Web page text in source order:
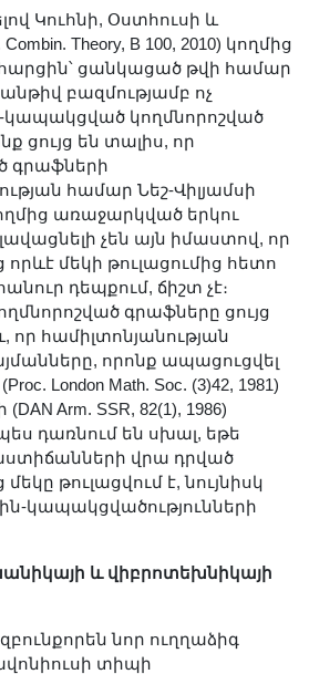
Կուհնի, Օստհուսի և
Theory, B 100, 2010) կողմից
ցանկացած թվի համար
բազմությամբ ոչ
կապակցված կողմնորոշված
ցույց են տալիս, որ
գրաֆների
համար Նեշ-Վիլյամսի
առաջարկված երկու
չեն այն իմաստով, որ
մեկի թուլացումից հետո
դեպքում, ճիշտ չէ։
գրաֆները ցույց
որ համիլտոնյանության
որոնք ապացուցվել
London Math. Soc. (3)42, 1981)
Arm. SSR, 82(1), 1986)
դառնում են սխալ, եթե
վրա դրված
թուլացվում է, նույնիսկ
կապակցվածությունների
և վիբրոտեխնիկայի
նոր ուղղաձիգ
տիպի